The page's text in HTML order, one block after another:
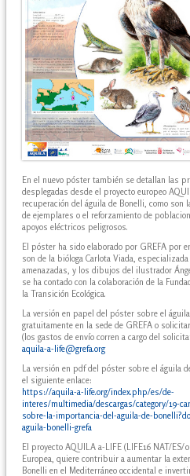
En el nuevo póster también se detallan las
desplegadas desde el proyecto europeo
recuperación del águila de Bonelli, como
de ejemplares o el reforzamiento de
apoyos eléctricos peligrosos.
El póster ha sido elaborado por GREFA por
son de la bióloga Carlota Viada,
amenazadas, y los dibujos del ilustrador
se ha contado con la colaboración de la
la Transición Ecológica.
La versión en papel del póster sobre el
gratuitamente en la sede de GREFA o
(los gastos de envío corren a cargo del
aquila-a-life@grefa.org
La versión en pdf del póster sobre el águila
el siguiente enlace:
https://aquila-a-life.org/index.php/es/de-
interes/multimedia/descargas/category/19-
sobre-la-importancia-del-aguila-de-
aguila-bonelli-grefa
El proyecto AQUILA a-LIFE (LIFE16 NAT/
Europea, quiere contribuir a aumentar la
Bonelli en el Mediterráneo occidental e